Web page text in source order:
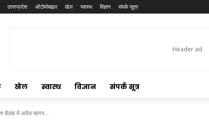
उत्तरप्रदेश ऑटोमोबाइल खेल स्वास्थ विज्ञान संपर्क सूत्र
खेल स्वास्थ विज्ञान संपर्क सूत्र
बैठक में अवैध खनन...